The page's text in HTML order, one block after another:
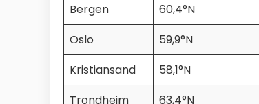
Bergen
60,4°N
Oslo
59,9°N
Kristiansand
58,1°N
Trondheim
63,4°N